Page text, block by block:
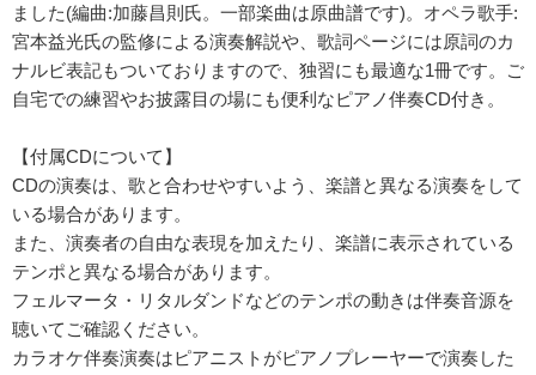
ました(編曲:加藤昌則氏。一部楽曲は原曲譜です)。オペラ歌手:
宮本益光氏の監修による演奏解説や、歌詞ページには原詞のカ
ナルビ表記もついておりますので、独習にも最適な1冊です。ご
自宅での練習やお披露目の場にも便利なピアノ伴奏CD付き。
【付属CDについて】
CDの演奏は、歌と合わせやすいよう、楽譜と異なる演奏をして
いる場合があります。
また、演奏者の自由な表現を加えたり、楽譜に表示されている
テンポと異なる場合があります。
フェルマータ・リタルダンドなどのテンポの動きは伴奏音源を
聴いてご確認ください。
カラオケ伴奏演奏はピアニストがピアノプレーヤーで演奏した